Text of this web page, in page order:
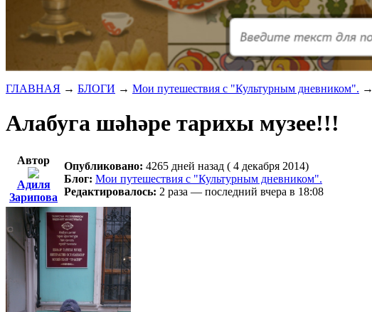
ГЛАВНАЯ → БЛОГИ → Мои путешествия с "Культурным дневником". →
Алабуга шәһәре тарихы музее!!!
Автор
Адиля
Зарипова
Опубликовано: 4265 дней назад ( 4 декабря 2014)
Блог: Мои путешествия с "Культурным дневником".
Редактировалось: 2 раза — последний вчера в 18:08